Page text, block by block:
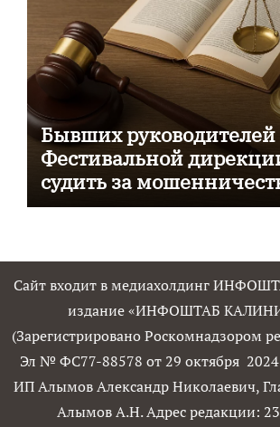
Бывших руководителей
Фестивальной
судить за
Сайт входит в медиахолдинг
издание «ИНФОШТАБ
(Зарегистрировано Роскомнадзором
Эл № ФС77-88578 от 29 октября 2024
ИП Алымов Александр Николаевич,
Алымов А.Н. Адрес редакции: